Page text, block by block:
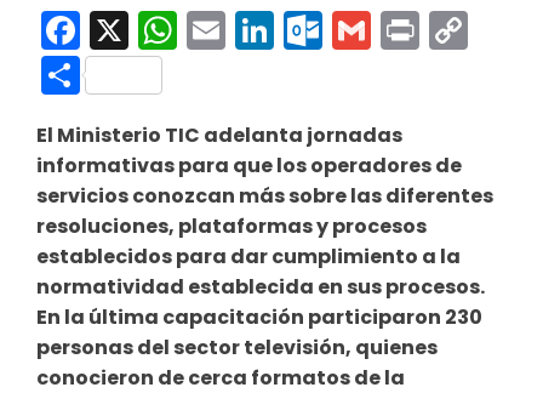
Facebook
X WhatsApp
EmailLinkedInGmail
Print
Compartir
El Ministerio TIC adelanta jornadas
informativas para que los operadores de
servicios conozcan más sobre las diferentes
resoluciones, plataformas y procesos
establecidos para dar cumplimiento a la
normatividad establecida en sus procesos.
En la última capacitación participaron 230
personas del sector televisión, quienes
conocieron de cerca formatos de la